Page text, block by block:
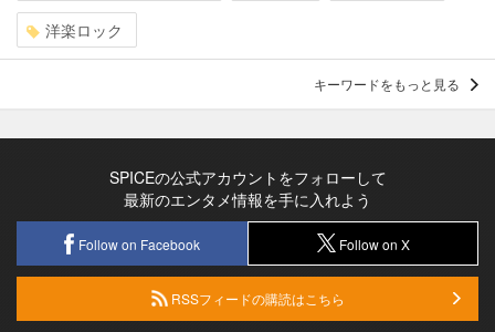
洋楽ロック
キーワードをもっと見る
SPICEの公式アカウントをフォローして
最新のエンタメ情報を手に入れよう
Follow on Facebook Follow on X
RSSフィードの購読はこちら